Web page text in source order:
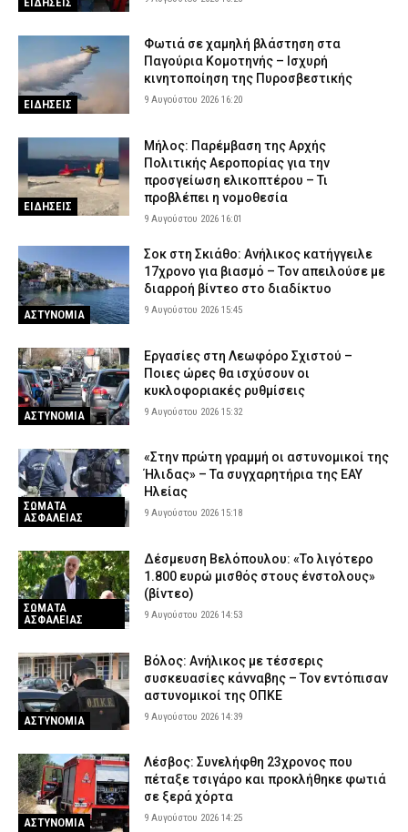
ΕΙΔΗΣΕΙΣ
Φωτιά σε χαμηλή βλάστηση στα
Παγούρια Κομοτηνής – Ισχυρή
κινητοποίηση της Πυροσβεστικής
9 Αυγούστου 2026 16:20
ΕΙΔΗΣΕΙΣ
Μήλος: Παρέμβαση της Αρχής
Πολιτικής Αεροπορίας για την
προσγείωση ελικοπτέρου – Τι
προβλέπει η νομοθεσία
9 Αυγούστου 2026 16:01
ΑΣΤΥΝΟΜΙΑ
Σοκ στη Σκιάθο: Ανήλικος κατήγγειλε
17χρονο για βιασμό – Τον απειλούσε με
διαρροή βίντεο στο διαδίκτυο
9 Αυγούστου 2026 15:45
ΑΣΤΥΝΟΜΙΑ
Εργασίες στη Λεωφόρο Σχιστού –
Ποιες ώρες θα ισχύσουν οι
κυκλοφοριακές ρυθμίσεις
9 Αυγούστου 2026 15:32
ΣΩΜΑΤΑ
ΑΣΦΑΛΕΙΑΣ
«Στην πρώτη γραμμή οι αστυνομικοί της
Ήλιδας» – Τα συγχαρητήρια της ΕΑΥ
Ηλείας
9 Αυγούστου 2026 15:18
ΣΩΜΑΤΑ
ΑΣΦΑΛΕΙΑΣ
Δέσμευση Βελόπουλου: «Το λιγότερο
1.800 ευρώ μισθός στους ένστολους»
(βίντεο)
9 Αυγούστου 2026 14:53
ΑΣΤΥΝΟΜΙΑ
Βόλος: Ανήλικος με τέσσερις
συσκευασίες κάνναβης – Τον εντόπισαν
αστυνομικοί της ΟΠΚΕ
9 Αυγούστου 2026 14:39
ΑΣΤΥΝΟΜΙΑ
Λέσβος: Συνελήφθη 23χρονος που
πέταξε τσιγάρο και προκλήθηκε φωτιά
σε ξερά χόρτα
9 Αυγούστου 2026 14:25